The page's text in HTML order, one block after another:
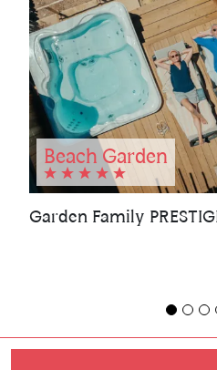
Beach Garden
Garden Family